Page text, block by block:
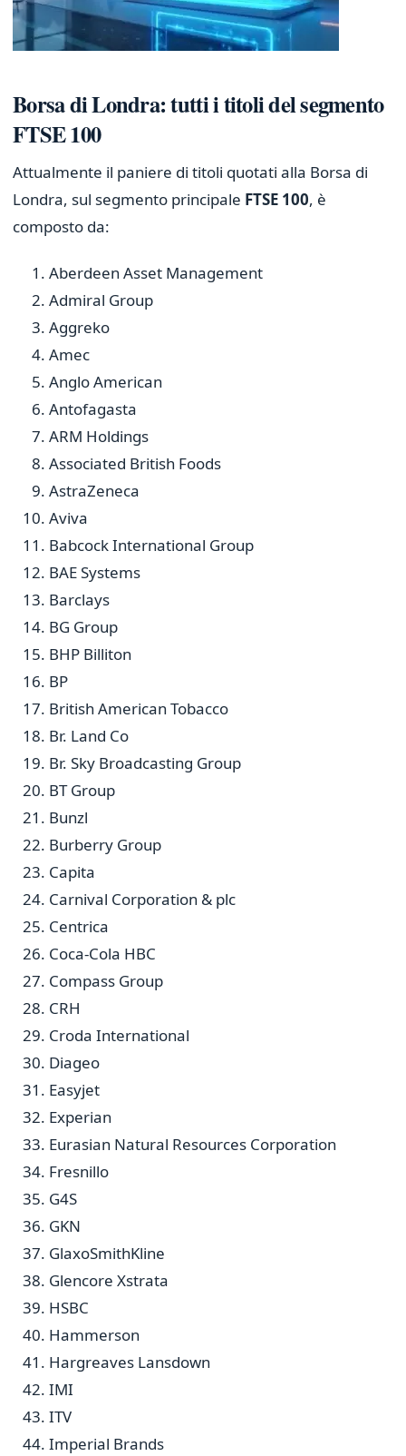
Borsa di Londra: tutti i titoli del segmento
FTSE 100
Attualmente il paniere di titoli quotati alla Borsa di
Londra, sul segmento principale FTSE 100, è
composto da:
Aberdeen Asset Management
Admiral Group
Aggreko
Amec
Anglo American
Antofagasta
ARM Holdings
Associated British Foods
AstraZeneca
Aviva
Babcock International Group
BAE Systems
Barclays
BG Group
BHP Billiton
BP
British American Tobacco
Br. Land Co
Br. Sky Broadcasting Group
BT Group
Bunzl
Burberry Group
Capita
Carnival Corporation & plc
Centrica
Coca-Cola HBC
Compass Group
CRH
Croda International
Diageo
Easyjet
Experian
Eurasian Natural Resources Corporation
Fresnillo
G4S
GKN
GlaxoSmithKline
Glencore Xstrata
HSBC
Hammerson
Hargreaves Lansdown
IMI
ITV
Imperial Brands